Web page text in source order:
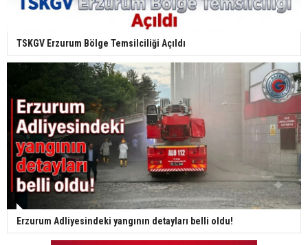
TSKGV Erzurum Bölge Temsilciliği Açıldı
Erzurum Adliyesindeki yangının detayları belli oldu!